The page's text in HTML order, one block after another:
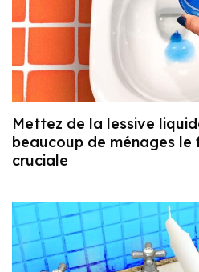
Mettez de la lessive
beaucoup de ménages
cruciale